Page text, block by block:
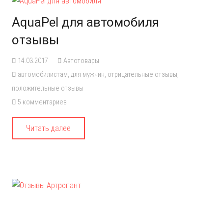
AquaPel для автомобиля
отзывы
14.03.2017
Автотовары
автомобилистам, для мужчин, отрицательные отзывы,
положительные отзывы
5 комментариев
Читать далее